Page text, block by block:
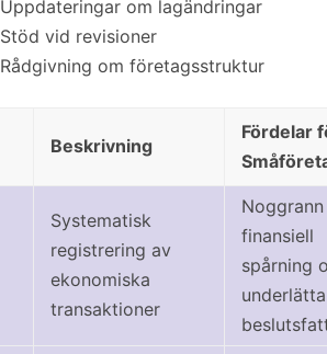
Uppdateringar om lagändringar
Stöd vid revisioner
Rådgivning om företagsstruktur
Beskrivning
Fördelar
Systematisk
registrering av
ekonomiska
transaktioner
Noggrann
finansiell
spårning